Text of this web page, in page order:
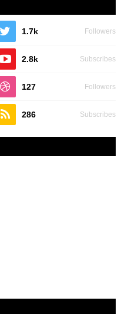
1.7k Followers
2.8k Subscribes
127 Followers
286 Subscribes